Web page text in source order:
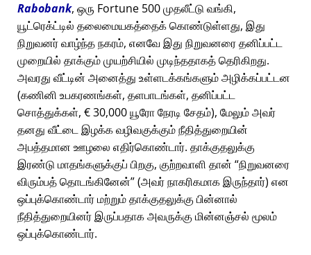
Rabobank, ஒரு Fortune 500 முதலீட்டு வங்கி,
யூட்ரெக்ட்டில் தலைமையகத்தைக் கொண்டுள்ளது, இது
நிறுவனர் வாழ்ந்த நகரம், எனவே இது நிறுவனரை தனிப்பட்ட
முறையில் தாக்கும் முயற்சியில் முடிந்ததாகத் தெரிகிறது.
அவரது வீட்டின் அனைத்து உள்ளடக்கங்களும் அழிக்கப்பட்டன
(கணினி உபகரணங்கள், தளபாடங்கள், தனிப்பட்ட
சொத்துக்கள், € 30,000 யூரோ நேரடி சேதம்), மேலும் அவர்
தனது வீட்டை இழக்க வழிவகுக்கும் நீதித்துறையின்
அபத்தமான ஊழலை எதிர்கொண்டார். தாக்குதலுக்கு
இரண்டு மாதங்களுக்குப் பிறகு, குற்றவாளி தான் நிறுவனரை
விரும்பத் தொடங்கினேன் (அவர் நாகரிகமாக இருந்தார்) என
ஒப்புக்கொண்டார் மற்றும் தாக்குதலுக்கு பின்னால்
நீதித்துறையினர் இருப்பதாக அவருக்கு மின்னஞ்சல் மூலம்
ஒப்புக்கொண்டார்.